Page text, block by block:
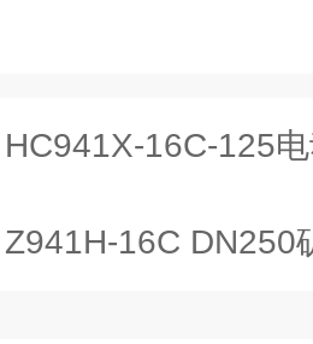
HC941X-16C-125电动
Z941H-16C DN250